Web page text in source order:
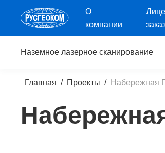
О
компании
Наземное лазерное сканирование
Главная / Проекты / Набережная